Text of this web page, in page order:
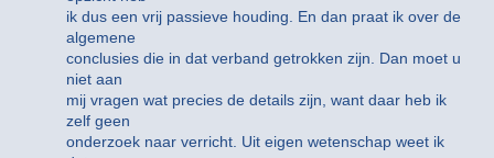
ik dus een vrij passieve houding. En dan praat ik over de
algemene
conclusies die in dat verband getrokken zijn. Dan moet u
niet aan
mij vragen wat precies de details zijn, want daar heb ik
zelf geen
onderzoek naar verricht. Uit eigen wetenschap weet ik